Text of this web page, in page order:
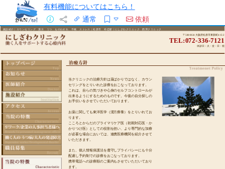
有料機能についてはこちら！
通常
依頼